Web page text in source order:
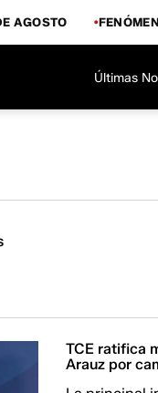
AGOSTO
Últimas
TCE ratifica
Arauz por